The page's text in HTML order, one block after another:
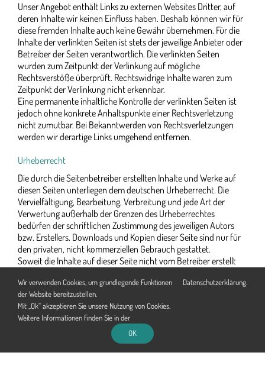
Unser Angebot enthält Links zu externen Websites Dritter, auf
deren Inhalte wir keinen Einfluss haben. Deshalb können wir für
diese fremden Inhalte auch keine Gewähr übernehmen. Für die
Inhalte der verlinkten Seiten ist stets der jeweilige Anbieter oder
Betreiber der Seiten verantwortlich. Die verlinkten Seiten
wurden zum Zeitpunkt der Verlinkung auf mögliche
Rechtsverstöße überprüft. Rechtswidrige Inhalte waren zum
Zeitpunkt der Verlinkung nicht erkennbar.
Eine permanente inhaltliche Kontrolle der verlinkten Seiten ist
jedoch ohne konkrete Anhaltspunkte einer Rechtsverletzung
nicht zumutbar. Bei Bekanntwerden von Rechtsverletzungen
werden wir derartige Links umgehend entfernen.
Urheberrecht
Die durch die Seitenbetreiber erstellten Inhalte und Werke auf
diesen Seiten unterliegen dem deutschen Urheberrecht. Die
Vervielfältigung, Bearbeitung, Verbreitung und jede Art der
Verwertung außerhalb der Grenzen des Urheberrechtes
bedürfen der schriftlichen Zustimmung des jeweiligen Autors
bzw. Erstellers. Downloads und Kopien dieser Seite sind nur für
den privaten, nicht kommerziellen Gebrauch gestattet.
Soweit die Inhalte auf dieser Seite nicht vom Betreiber erstellt
Insbesondere werden Inhalte Dritter als solche gekennzeichnet.
Sollten Sie trotzdem auf eine Urheberrechtsverletzung
aufmerksam werden, bitten wir um einen entsprechenden
Hinweis. Bei Bekanntwerden von Rechtsverletzungen werden
wir derartige Inhalte umgehend entfernen.
Wir verwenden Cookies, um grundlegende Funktionen
der Website bereitzustellen.
Mit „Ok“ akzeptieren Sie unsere Nutzung von Cookies.
Weitere Informationen finden Sie in der
Datenschutzerklärung
OK